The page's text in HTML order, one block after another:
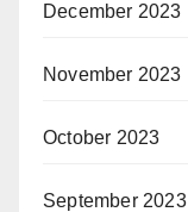
December 2023
November 2023
October 2023
September 2023